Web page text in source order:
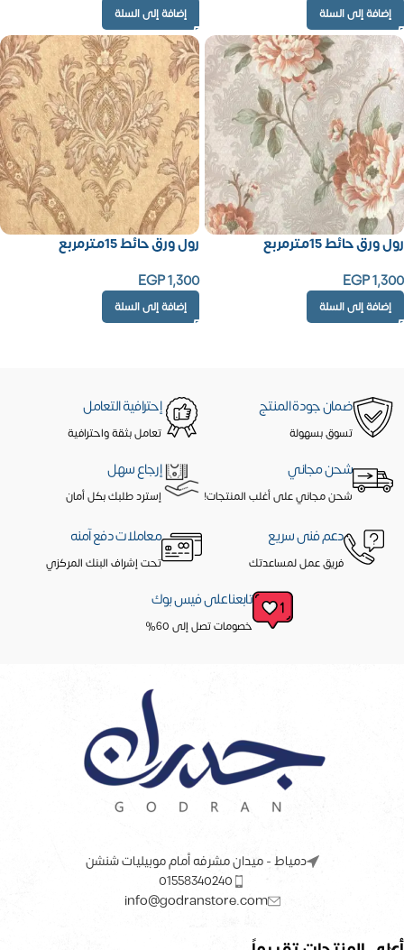
إضافة إلى السلة إضافة إلى السلة
رول ورق حائط 15مترمربع
EGP1,300
إضافة إلى السلة
رول ورق حائط 15مترمربع
EGP1,300
إضافة إلى السلة
ضمان جودة المنتج
تسوق بسهولة
إحترافية التعامل
تعامل بثقة واحترافية
شحن مجاني
شحن مجاني على أغلب المنتجات!
إرجاع سهل
إسترد طلبك بكل أمان
دعم فنى سريع
فريق عمل لمساعدتك
معاملات دفع آمنه
تحت إشراف البنك المركزي
تابعنا على فيس بوك
خصومات تصل إلى 60%
دمياط - ميدان مشرفه أمام موبيليات شنشن
01558340240
info@godranstore.com